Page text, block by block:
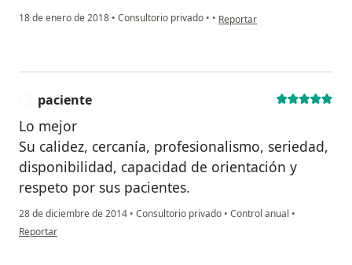
18 de enero de 2018 • Consultorio privado • • en opinión del usuario usuario
Reportar
paciente
Lo mejor
Su calidez, cercanía, profesionalismo, seriedad,
disponibilidad, capacidad de orientación y
respeto por sus pacientes.
28 de diciembre de 2014 • Consultorio privado • Control anual •
en opinión del usuario paciente
Reportar